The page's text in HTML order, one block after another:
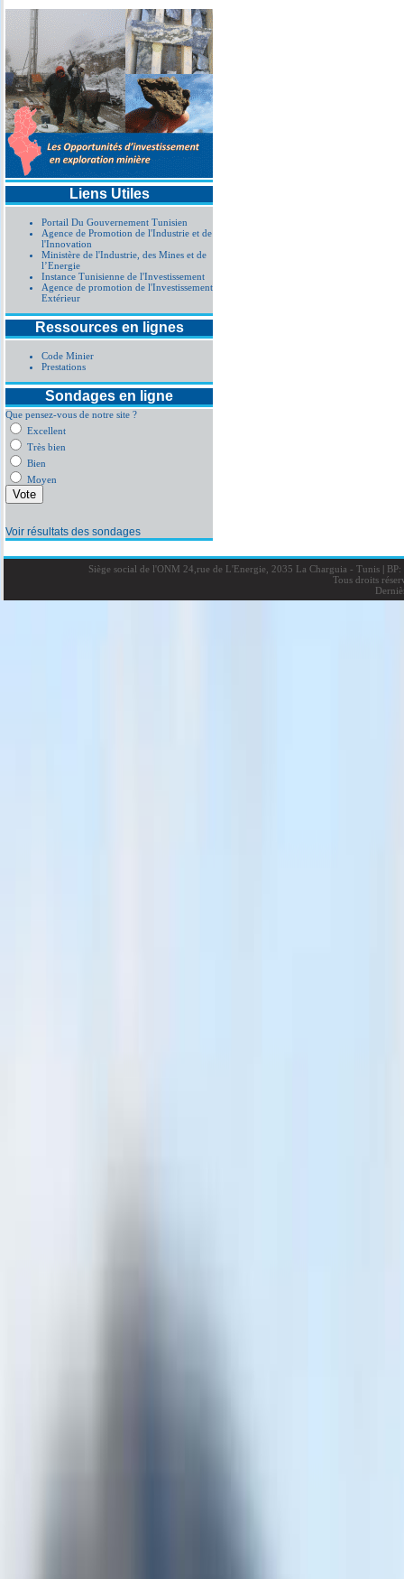
Liens Utiles
Portail Du Gouvernement Tunisien
Agence de Promotion de l'Industrie et de
l'Innovation
Ministère de l'Industrie, des Mines et de
l’Energie
Instance Tunisienne de l'Investissement
Agence de promotion de l'Investissement
Extérieur
Ressources en lignes
Code Minier
Prestations
Sondages en ligne
Que pensez-vous de notre site ?
Excellent
Très bien
Bien
Moyen
Voir résultats des sondages
Siège social de l'ONM 24,rue de L'Energie, 2035 La Charguia - Tunis |BP:
Tous droits